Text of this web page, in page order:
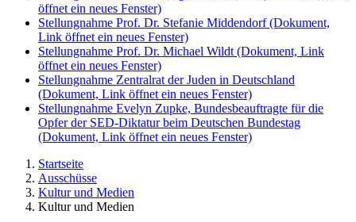
öffnet ein neues Fenster)
Stellungnahme Prof. Dr. Stefanie Middendorf(Dokument,
Link öffnet ein neues Fenster)
Stellungnahme Prof. Dr. Michael Wildt (Dokument, Link
öffnet ein neues Fenster)
Stellungnahme Zentralrat der Juden in Deutschland
(Dokument, Link öffnet ein neues Fenster)
Stellungnahme Evelyn Zupke, Bundesbeauftragte für die
Opfer der SED-Diktatur beim Deutschen Bundestag
(Dokument, Link öffnet ein neues Fenster)
Startseite
Ausschüsse
Kultur und Medien
Kultur und Medien